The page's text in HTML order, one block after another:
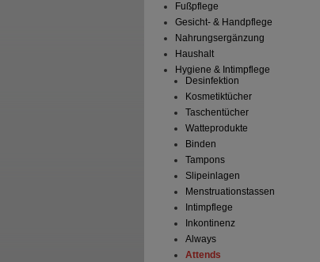
Fußpflege
Gesicht- & Handpflege
Nahrungsergänzung
Haushalt
Hygiene & Intimpflege
Desinfektion
Kosmetiktücher
Taschentücher
Watteprodukte
Binden
Tampons
Slipeinlagen
Menstruationstassen
Intimpflege
Inkontinenz
Always
Attends